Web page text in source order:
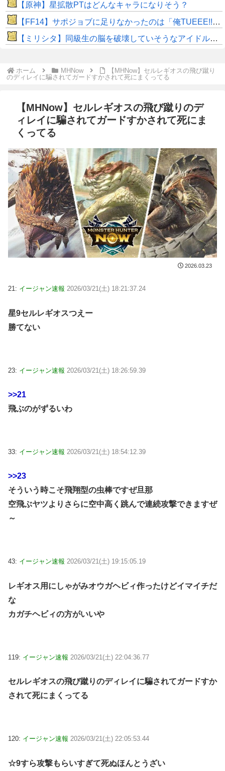
【原神】星拡散PTはどんなキャラになりそう？
​【FF14】サポジョブに足りなかったのは「俺TUEEE!!」感！？もっとヒカセンを無双させてくれｗｗ
【ミリシタ】同級生の脳を破壊していそうなアイドルちゃん🧠⚡
ホーム MHNow
【MHNow】セルレギオスの飛び蹴り
のディレイに騙されてガードすかされて死にまくってる
【MHNow】セルレギオスの飛び蹴りのデ
ィレイに騙されてガードすかされて死にま
くってる
2026.03.23
21: イージャン速報 2026/03/21(土) 18:21:37.24
星9セルレギオスつえー
勝てない
23: イージャン速報 2026/03/21(土) 18:26:59.39
>>21
飛ぶのがずるいわ
33: イージャン速報 2026/03/21(土) 18:54:12.39
>>23
そういう時こそ飛翔型の虫棒ですぜ旦那
空飛ぶヤツよりさらに空中高く跳んで連続攻撃できますぜ
～
43: イージャン速報 2026/03/21(土) 19:15:05.19
レギオス用にしゃがみオウガヘビィ作ったけどイマイチだ
な
カガチヘビィの方がいいや
119: イージャン速報 2026/03/21(土) 22:04:36.77
セルレギオスの飛び蹴りのディレイに騙されてガードすか
されて死にまくってる
120: イージャン速報 2026/03/21(土) 22:05:53.44
☆9すら攻撃もらいすぎて死ぬほんとうざい